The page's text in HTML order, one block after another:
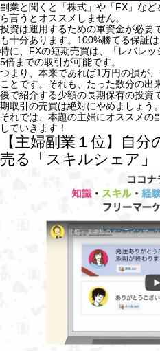
副業と聞くと「株式」や「FX」など
ら言うとオススメしません。
投資は運用するための軍資金が必要
も十分あります。100%勝てる保証は
特に、FXの短期売買は、
「レバレ
5倍までの取引が可能です。
つまり、本来であれば1万円の損が
ことです。それも、たった数分の出
後で紹介する少額の長期保有の投資
期取引の売買は絶対にやめましょう。
それでは、 本題の主婦にオススメの
していきます！
【主婦副業１位】自
売る「スキルシェア」